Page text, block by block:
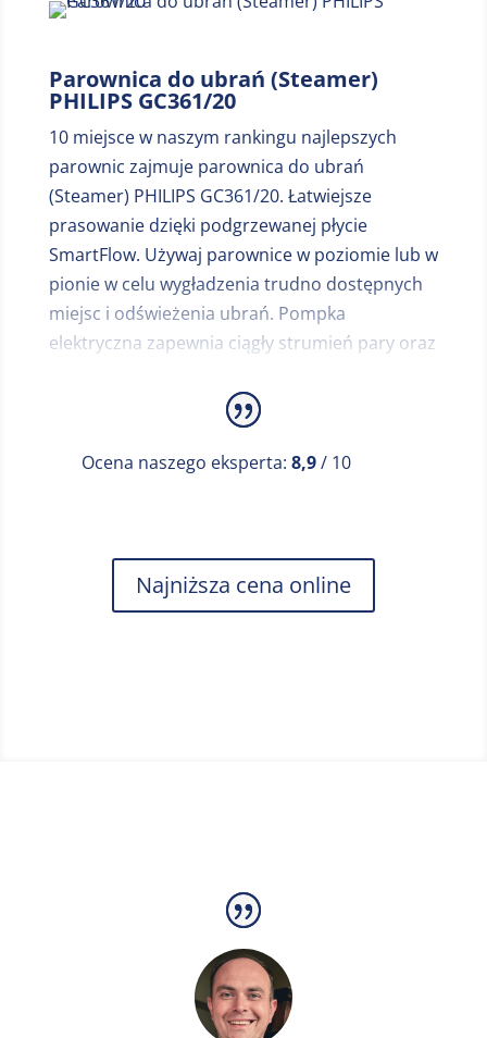
Parownica do ubrań (Steamer)
PHILIPS GC361/20
10 miejsce w naszym rankingu najlepszych
parownic zajmuje parownica do ubrań
(Steamer) PHILIPS GC361/20. Łatwiejsze
prasowanie dzięki podgrzewanej płycie
SmartFlow. Używaj parownice w poziomie lub w
pionie w celu wygładzenia trudno dostępnych
miejsc i odświeżenia ubrań. Pompka
elektryczna zapewnia ciągły strumień pary oraz
Zbiornik wody można odłączyć i łatwo napełnić
pod kranem. Przewód o długości 3 m zwiększa
zasięg. Ciągły strumień pary usuwa zapachy i
Ocena naszego eksperta: 8,9/ 10
Najniższa cena online